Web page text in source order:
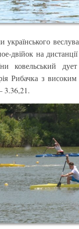
двійок на
ковельський
Рибачка з високим
3.36,21.